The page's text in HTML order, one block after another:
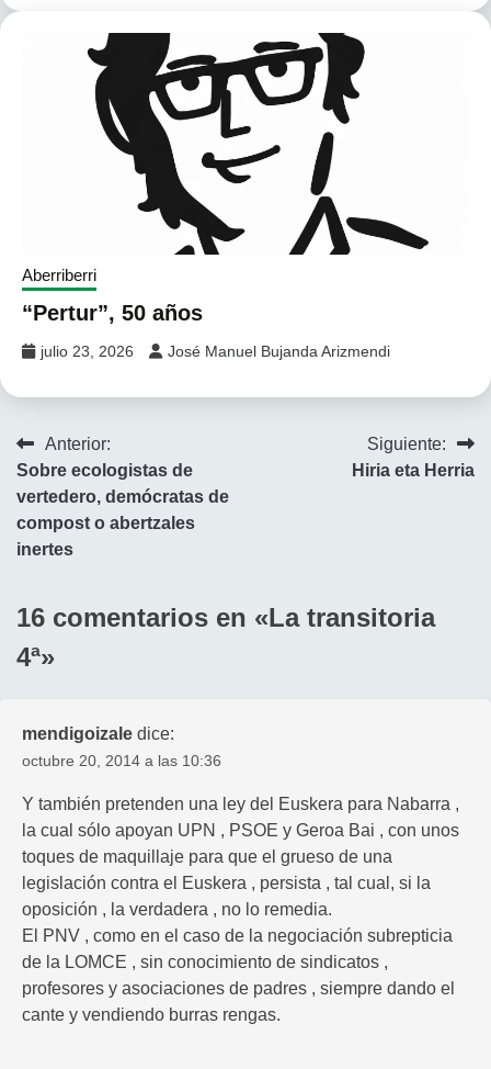
Aberriberri
“Pertur”, 50 años
julio 23, 2026 José Manuel Bujanda Arizmendi
Navegación
de
entradas
Anterior:
Sobre ecologistas de
vertedero, demócratas de
compost o abertzales
inertes
Siguiente:
Hiria eta Herria
16 comentarios en «La transitoria
4ª»
mendigoizale dice:
octubre 20, 2014 a las 10:36
Y también pretenden una ley del Euskera para Nabarra ,
la cual sólo apoyan UPN , PSOE y Geroa Bai , con unos
toques de maquillaje para que el grueso de una
legislación contra el Euskera , persista , tal cual, si la
oposición , la verdadera , no lo remedia.
El PNV , como en el caso de la negociación subrepticia
de la LOMCE , sin conocimiento de sindicatos ,
profesores y asociaciones de padres , siempre dando el
cante y vendiendo burras rengas.